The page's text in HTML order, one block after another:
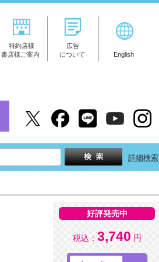
特約店様
書店様ご案内
広告
について
English
詳細検索
好評発売中
税込： 3,740 円